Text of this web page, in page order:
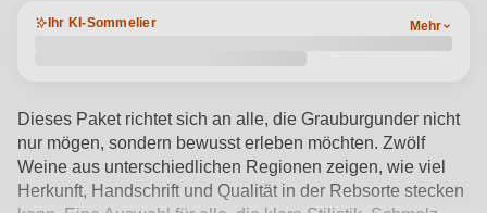
Ihr KI-Sommelier Mehr
Dieses Paket richtet sich an alle, die Grauburgunder nicht
nur mögen, sondern bewusst erleben möchten. Zwölf
Weine aus unterschiedlichen Regionen zeigen, wie viel
Herkunft, Handschrift und Qualität in der Rebsorte stecken